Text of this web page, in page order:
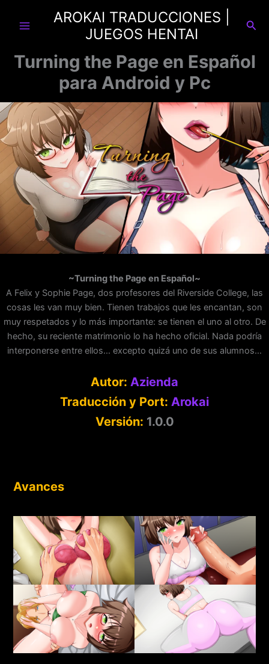
AROKAI TRADUCCIONES |
JUEGOS HENTAI
Turning the Page en Español
para Android y Pc
~Turning the Page en Español~
A Felix y Sophie Page, dos profesores del Riverside College, las
cosas les van muy bien. Tienen trabajos que les encantan, son
muy respetados y lo más importante: se tienen el uno al otro. De
hecho, su reciente matrimonio lo ha hecho oficial. Nada podría
interponerse entre ellos… excepto quizá uno de sus alumnos…
Autor: Azienda
Traducción y Port: Arokai
Versión: 1.0.0
Avances